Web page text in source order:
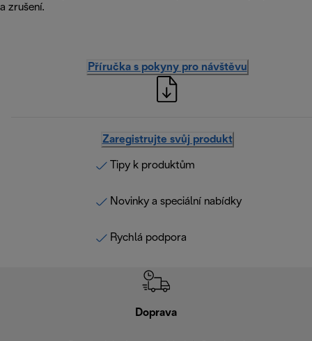
a zrušení.
Příručka s pokyny pro návštěvu
Zaregistrujte svůj produkt
Tipy k produktům
Novinky a speciální nabídky
Rychlá podpora
Doprava